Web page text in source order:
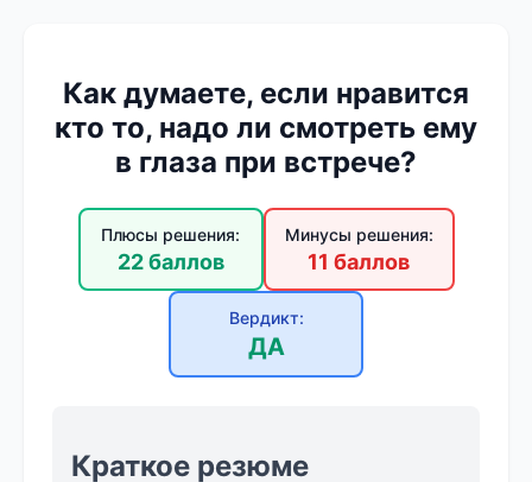
Как думаете, если нравится
кто то, надо ли смотреть ему
в глаза при встрече?
Плюсы решения:
22 баллов
Минусы решения:
11 баллов
Вердикт:
ДА
Краткое резюме